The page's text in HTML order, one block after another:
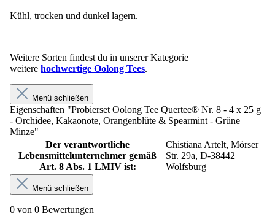
Kühl, trocken und dunkel lagern.
Weitere Sorten findest du in unserer Kategorie
weitere hochwertige Oolong Tees.
Menü schließen
Eigenschaften "Probierset Oolong Tee Quertee® Nr. 8 - 4 x 25 g
- Orchidee, Kakaonote, Orangenblüte & Spearmint - Grüne
Minze"
Der verantwortliche
Lebensmittelunternehmer gemäß
Art. 8 Abs. 1 LMIV ist:
Chistiana Artelt, Mörser
Str. 29a, D-38442
Wolfsburg
Menü schließen
0 von 0 Bewertungen